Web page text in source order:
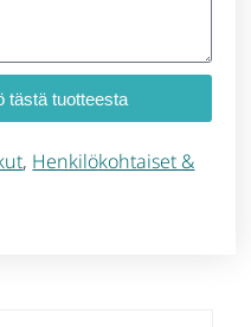
tästä tuotteesta
, Henkilökohtaiset &